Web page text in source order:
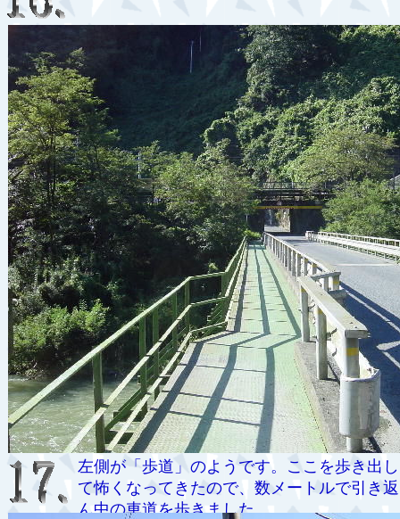
左側が「歩道」のようです。ここを歩き出
て怖くなってきたので、数メートルで引き
ん中の車道を歩きました。